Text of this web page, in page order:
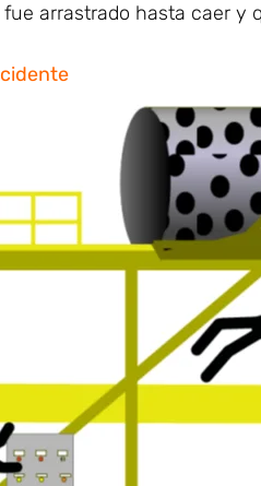
arrastrado hasta caer y